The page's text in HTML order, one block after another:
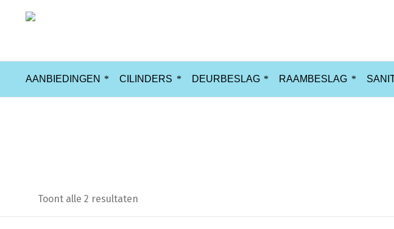
AANBIEDINGEN CILINDERS DEURBESLAG RAAMBESLAG
Toont alle 2 resultaten